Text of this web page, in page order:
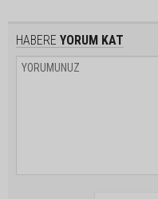
HABERE YORUM KAT